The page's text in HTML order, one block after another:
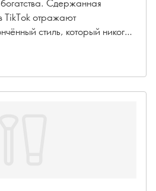
Сдержанная
TikTok отражают
стиль, который никогда
помогут
по-настоящему роскошно.